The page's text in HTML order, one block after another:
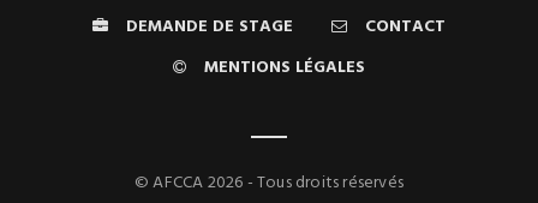
DEMANDE DE STAGE
CONTACT
MENTIONS LÉGALES
© AFCCA 2026 - Tous droits réservés